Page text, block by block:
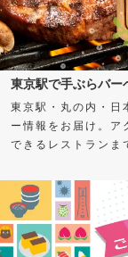
東京駅で手ぶらバ
東京駅・丸の内・日
ー情報をお届け。
できるレストランま